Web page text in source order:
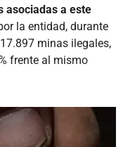
asociadas a este
la entidad, durante
minas ilegales,
frente al mismo